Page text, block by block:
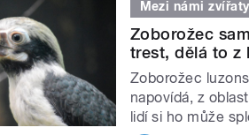
Mezi námi zvířaty
Zoborožec
trest, dělá to z
Zoborožec
napovídá, z
lidí si ho může